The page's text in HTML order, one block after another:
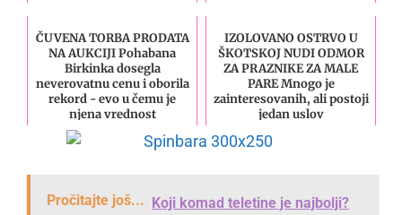
ČUVENA TORBA PRODATA
NA AUKCIJI Pohabana
Birkinka dosegla
neverovatnu cenu i oborila
rekord - evo u čemu je
njena vrednost
IZOLOVANO OSTRVO U
ŠKOTSKOJ NUDI ODMOR
ZA PRAZNIKE ZA MALE
PARE Mnogo je
zainteresovanih, ali postoji
jedan uslov
Pročitajte još... Koji komad teletine je najbolji?